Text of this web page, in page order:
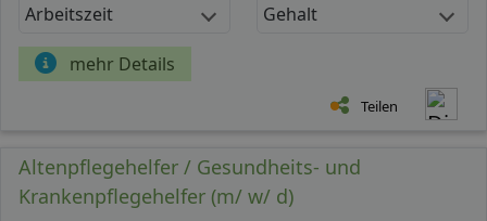
Arbeitszeit Gehalt
mehr Details
Teilen
Altenpflegehelfer / Gesundheits- und
Krankenpflegehelfer (m/ w/ d)